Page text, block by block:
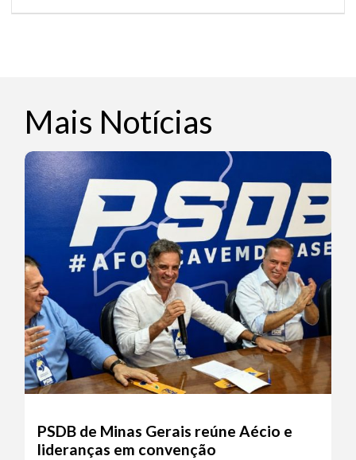
Mais Notícias
PSDB de Minas Gerais reúne Aécio e
lideranças em convenção